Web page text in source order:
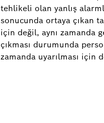
tehlikeli olan yanlış
sonucunda ortaya çıkan
için değil, aynı zamanda
çıkması durumunda
zamanda uyarılması için